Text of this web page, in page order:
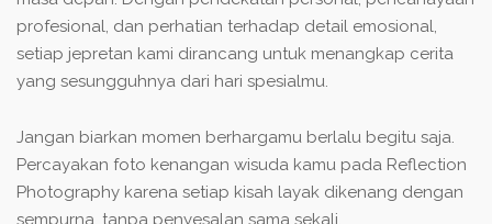
profesional, dan perhatian terhadap detail emosional,
setiap jepretan kami dirancang untuk menangkap cerita
yang sesungguhnya dari hari spesialmu.
Jangan biarkan momen berhargamu berlalu begitu saja.
Percayakan foto kenangan wisuda kamu pada Reflection
Photography karena setiap kisah layak dikenang dengan
sempurna, tanpa penyesalan sama sekali.